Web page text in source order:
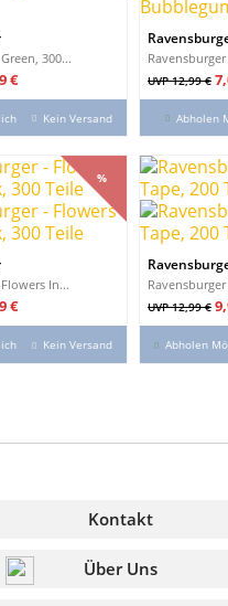
300...
€
Kein Versand
Ravensburger
UVP 12,99 €
Abholen
In...
%
€
%
Kein Versand
UVP 12,99 €
Abholen
Kontakt
Über Uns